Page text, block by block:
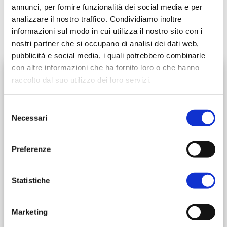
annunci, per fornire funzionalità dei social media e per
analizzare il nostro traffico. Condividiamo inoltre
informazioni sul modo in cui utilizza il nostro sito con i
nostri partner che si occupano di analisi dei dati web,
pubblicità e social media, i quali potrebbero combinarle
con altre informazioni che ha fornito loro o che hanno
raccolto dal suo utilizzo dei loro servizi.
delNecessari
Preferenze
Statistiche
Marketing
- sabato 27 e domenica 28 settembre
Le Balze-Sant'Agata Feltria 19,7 km
Sant'Agata Feltria-Perticara 8,4 km
Data:
Bagno di Romagna (FC)
Montiano (FC)
Piazza XVII luglio, Via Nuova, 71, Verghereto (FC)
155